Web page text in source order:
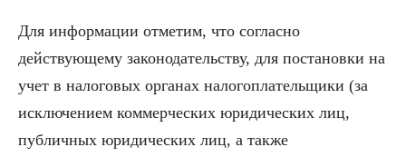
Для информации отметим, что согласно
действующему законодательству, для постановки на
учет в налоговых органах налогоплательщики (за
исключением коммерческих юридических лиц,
публичных юридических лиц, а также